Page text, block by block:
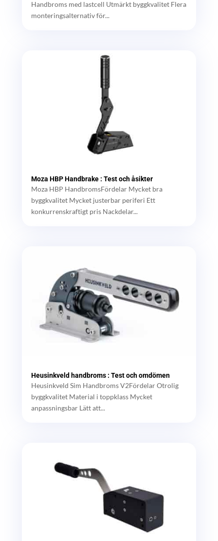
Handbroms med lastcell Utmärkt byggkvalitet Flera
monteringsalternativ för...
Moza HBP Handbrake : Test och åsikter
Moza HBP HandbromsFördelar Mycket bra
byggkvalitet Mycket justerbar periferi Ett
konkurrenskraftigt pris Nackdelar...
Heusinkveld handbroms : Test och omdömen
Heusinkveld Sim Handbroms V2Fördelar Otrolig
byggkvalitet Material i toppklass Mycket
anpassningsbar Lätt att...